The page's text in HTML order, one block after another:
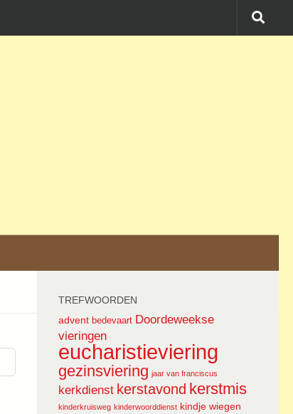
TREFWOORDEN
advent bedevaart Doordeweekse
vieringen
eucharistieviering
gezinsviering jaar van franciscus
kerkdienst kerstavond kerstmis
kinderkruisweg kinderwoorddienst kindje wiegen